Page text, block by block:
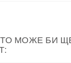
МОЖЕ БИ